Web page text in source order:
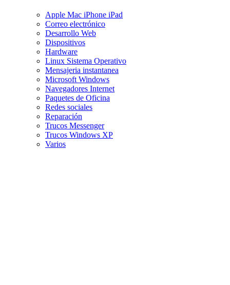
Apple Mac iPhone iPad
Correo electrónico
Desarrollo Web
Dispositivos
Hardware
Linux Sistema Operativo
Mensajeria instantanea
Microsoft Windows
Navegadores Internet
Paquetes de Oficina
Redes sociales
Reparación
Trucos Messenger
Trucos Windows XP
Varios